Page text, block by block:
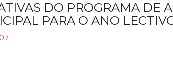
DO PROGRAMA DE
PARA O ANO